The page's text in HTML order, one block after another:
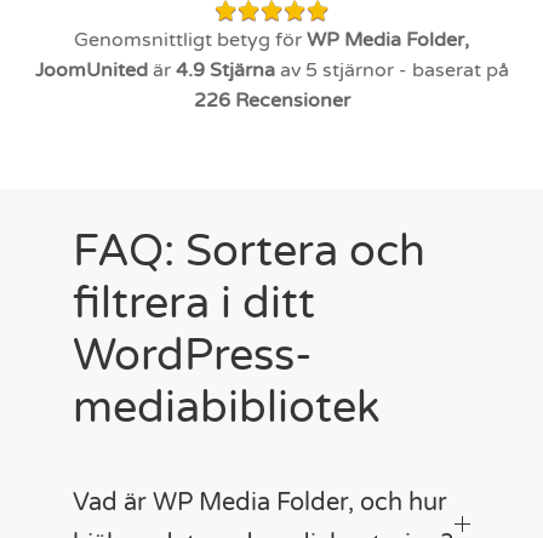
Genomsnittligt betyg för WP Media Folder,
JoomUnited är 4.9 Stjärnaav 5 stjärnor - baserat på
226 Recensioner
FAQ: Sortera och
filtrera i ditt
WordPress-
mediabibliotek
Vad är WP Media Folder, och hur